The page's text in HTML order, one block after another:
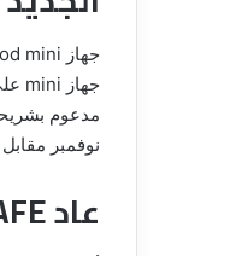
نوفمبر مقابل 99 دولارًا ، ويمكنك طلبه مسبقًا في 6 نوفمبر.
عاد MAGSAFE كخيار شحن لاسلكي جديد لجهاز IPHONE 12